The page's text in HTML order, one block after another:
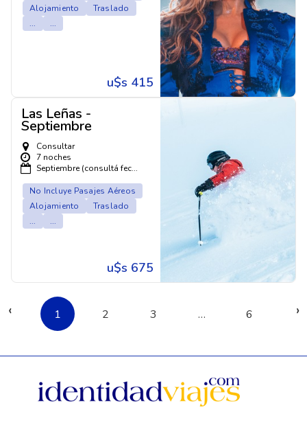
Alojamiento
Traslado
...
...
u$s 415
Las Leñas -
Septiembre
Consultar
7 noches
Septiembre (consultá fec...
No Incluye Pasajes Aéreos
Alojamiento
Traslado
...
...
u$s 675
‹ 1 2 3 … 6 ›